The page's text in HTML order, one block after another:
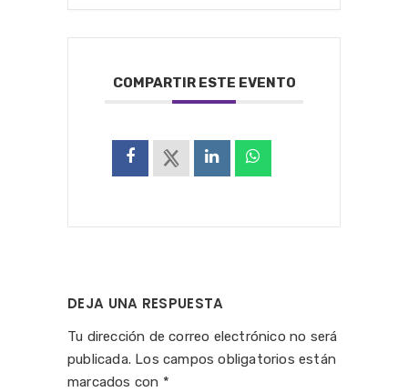
COMPARTIR ESTE EVENTO
DEJA UNA RESPUESTA
Tu dirección de correo electrónico no será
publicada. Los campos obligatorios están
marcados con *